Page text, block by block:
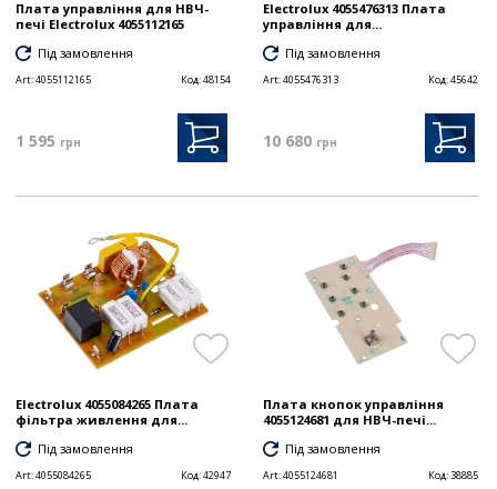
Плата управління для НВЧ-
печі Electrolux 4055112165
Під замовлення
Art:4055112165 Код:48154
1 595 грн
Electrolux 4055476313 Плата
управління для...
Під замовлення
Art:4055476313 Код:45642
10 680 грн
Electrolux 4055084265 Плата
фільтра живлення для...
Під замовлення
Art:4055084265 Код:42947
Плата кнопок управління
4055124681 для НВЧ-печі...
Під замовлення
Art:4055124681 Код: 38885